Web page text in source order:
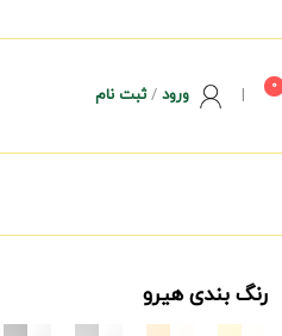
0
| ورود/ثبت نام
رنگ بندی هیرو